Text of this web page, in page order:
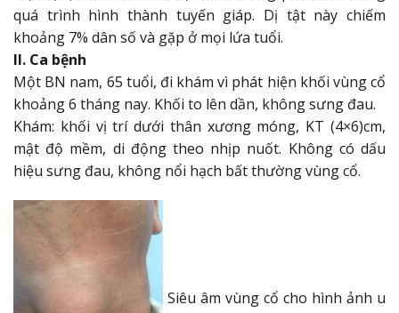
quá trình hình thành tuyến giáp. Dị tật này chiếm
khoảng 7% dân số và gặp ở mọi lứa tuổi.
II. Ca bệnh
Một BN nam, 65 tuổi, đi khám vì phát hiện khối vùng cổ
khoảng 6 tháng nay. Khối to lên dần, không sưng đau.
Khám: khối vị trí dưới thân xương móng, KT (4×6)cm,
mật độ mềm, di động theo nhịp nuốt. Không có dấu
hiệu sưng đau, không nổi hạch bất thường vùng cổ.
Siêu âm vùng cổ cho hình ảnh u